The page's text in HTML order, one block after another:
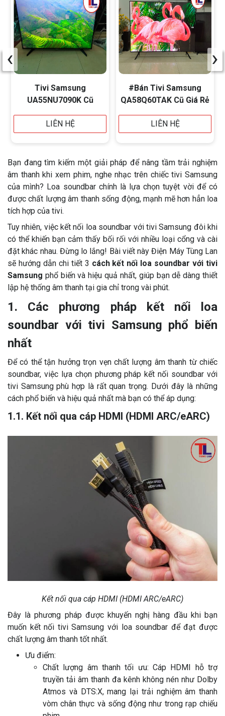
Tivi Samsung
UA55NU7090K Cũ
LIÊN HỆ
#Bán Tivi Samsung
QA58Q60TAK Cũ Giá Rẻ
LIÊN HỆ
‹ ›
Bạn đang tìm kiếm một giải pháp để nâng tầm trải nghiệm
âm thanh khi xem phim, nghe nhạc trên chiếc tivi Samsung
của mình? Loa soundbar chính là lựa chọn tuyệt vời để có
được chất lượng âm thanh sống động, mạnh mẽ hơn hẳn loa
tích hợp của tivi.
Tuy nhiên, việc kết nối loa soundbar với tivi Samsung đôi khi
có thể khiến bạn cảm thấy bối rối với nhiều loại cổng và cài
đặt khác nhau. Đừng lo lắng! Bài viết này Điện Máy Tùng Lan
sẽ hướng dẫn chi tiết 3 cách kết nối loa soundbar với tivi
Samsung phổ biến và hiệu quả nhất, giúp bạn dễ dàng thiết
lập hệ thống âm thanh tại gia chỉ trong vài phút.
1. Các phương pháp kết nối loa
soundbar với tivi Samsung phổ biến
nhất
Để có thể tận hưởng trọn vẹn chất lượng âm thanh từ chiếc
soundbar, việc lựa chọn phương pháp kết nối soundbar với
tivi Samsung phù hợp là rất quan trọng. Dưới đây là những
cách phổ biến và hiệu quả nhất mà bạn có thể áp dụng:
1.1. Kết nối qua cáp HDMI (HDMI ARC/eARC)
Kết nối qua cáp HDMI (HDMI ARC/eARC)
Đây là phương pháp được khuyến nghị hàng đầu khi bạn
muốn kết nối tivi Samsung với loa soundbar để đạt được
chất lượng âm thanh tốt nhất.
Ưu điểm:
Chất lượng âm thanh tối ưu: Cáp HDMI hỗ trợ
truyền tải âm thanh đa kênh không nén như Dolby
Atmos và DTS:X, mang lại trải nghiệm âm thanh
vòm chân thực và sống động như trong rạp chiếu